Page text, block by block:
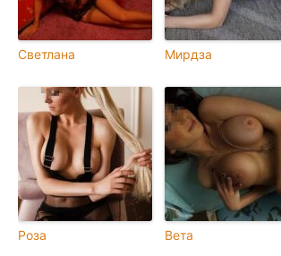
Светлана Мирдза
Роза Вета